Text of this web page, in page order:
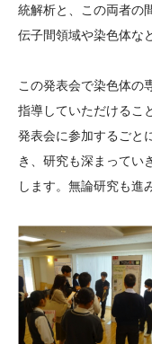
科学教育振興助
次世代理系人材
サイトマップ
統解析と、この両者の
伝子間領域や染色体な
この発表会で染色体の
指導していただけるこ
発表会に参加するごと
き、研究も深まってい
します。無論研究も進